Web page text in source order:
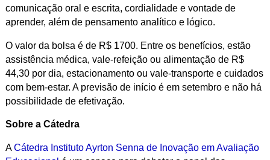
comunicação oral e escrita, cordialidade e vontade de
aprender, além de pensamento analítico e lógico.
O valor da bolsa é de R$ 1700. Entre os benefícios, estão
assistência médica, vale-refeição ou alimentação de R$
44,30 por dia, estacionamento ou vale-transporte e cuidados
com bem-estar. A previsão de início é em setembro e não há
possibilidade de efetivação.
Sobre a Cátedra
ACátedra Instituto Ayrton Senna de Inovação em Avaliação